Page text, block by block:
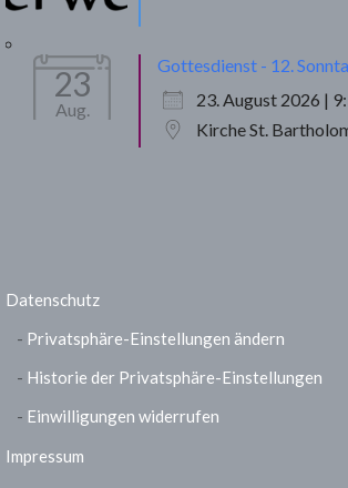
23
Aug.
Gottesdienst - 12.
23. August 2026 |
Kirche St.
Datenschutz
Privatsphäre-Einstellungen ändern
Historie der Privatsphäre-Einstellungen
Einwilligungen widerrufen
Impressum